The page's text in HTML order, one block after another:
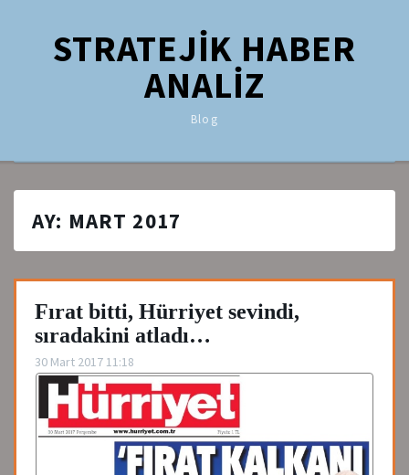
STRATEJİK HABER
ANALİZ
Blog
AY: MART 2017
Fırat bitti, Hürriyet sevindi,
sıradakini atladı…
30 Mart 2017 11:18